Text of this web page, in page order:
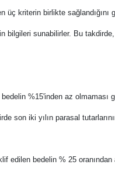
üç kriterin birlikte
sunabilirler. Bu
%15'inden az olmaması
son iki yılın parasal
edilen bedelin % 25